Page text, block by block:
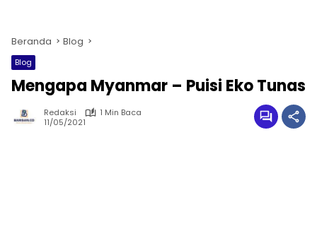
Beranda Blog
Blog
Mengapa Myanmar – Puisi Eko Tunas
Redaksi
1 Min Baca
11/05/2021